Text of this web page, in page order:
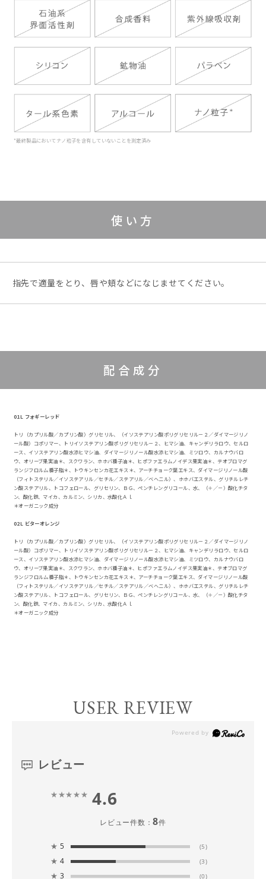
*最終製品においてナノ粒子を含有していないことを測定済み
使い方
指先で適量をとり、唇や頬などになじませてください。
配合成分
01L フォギーレッド
トリ（カプリル酸／カプリン酸）グリセリル、（イソステアリン酸ポリグリセリル－２／ダイマージリノ
ール酸）コポリマー、トリイソステアリン酸ポリグリセリル－２、ヒマシ油、キャンデリラロウ、セルロ
ース、イソステアリン酸水添ヒマシ油、ダイマージリノール酸水添ヒマシ油、ミツロウ、カルナウバロ
ウ、オリーブ果実油＊、スクワラン、ホホバ種子油＊、ヒポファエラムノイデス果実油＊、テオブロマグ
ランジフロルム種子脂＊、トウキンセンカ花エキス＊、アーチチョーク葉エキス、ダイマージリノール酸
（フィトステリル／イソステアリル／セチル／ステアリル／ベヘニル）、ホホバエステル、グリチルレチ
ン酸ステアリル、トコフェロール、グリセリン、ＢＧ、ペンチレングリコール、水、（＋／－）酸化チタ
ン、酸化鉄、マイカ、カルミン、シリカ、水酸化Ａｌ
＊オーガニック成分
02L ビターオレンジ
トリ（カプリル酸／カプリン酸）グリセリル、（イソステアリン酸ポリグリセリル－２／ダイマージリノ
ール酸）コポリマー、トリイソステアリン酸ポリグリセリル－２、ヒマシ油、キャンデリラロウ、セルロ
ース、イソステアリン酸水添ヒマシ油、ダイマージリノール酸水添ヒマシ油、ミツロウ、カルナウバロ
ウ、オリーブ果実油＊、スクワラン、ホホバ種子油＊、ヒポファエラムノイデス果実油＊、テオブロマグ
ランジフロルム種子脂＊、トウキンセンカ花エキス＊、アーチチョーク葉エキス、ダイマージリノール酸
（フィトステリル／イソステアリル／セチル／ステアリル／ベヘニル）、ホホバエステル、グリチルレチ
ン酸ステアリル、トコフェロール、グリセリン、ＢＧ、ペンチレングリコール、水、（＋／－）酸化チタ
ン、酸化鉄、マイカ、カルミン、シリカ、水酸化Ａｌ
＊オーガニック成分
USER REVIEW
レビュー
4.6
レビュー件数：8件
★ 5 (5)
★ 4 (3)
★ 3 (0)